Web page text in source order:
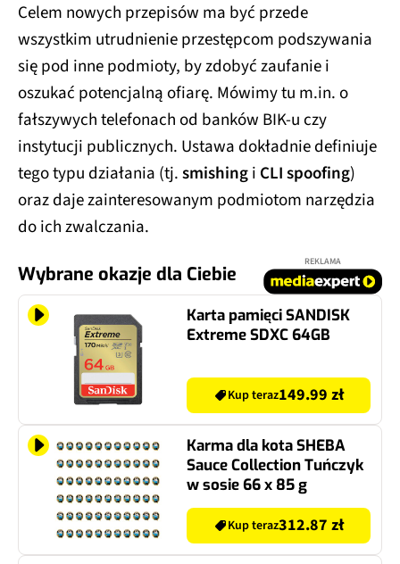
Celem nowych przepisów ma być przede
wszystkim utrudnienie przestępcom podszywania
się pod inne podmioty, by zdobyć zaufanie i
oszukać potencjalną ofiarę. Mówimy tu m.in. o
fałszywych telefonach od banków BIK-u czy
instytucji publicznych. Ustawa dokładnie definiuje
tego typu działania (tj.smishingi CLI spoofing)
oraz daje zainteresowanym podmiotom narzędzia
do ich zwalczania.
Wybrane okazje dla Ciebie
REKLAMA
Karta pamięci SANDISK
Extreme SDXC 64GB
Kup teraz149.99 zł
Karma dla kota SHEBA
Sauce Collection Tuńczyk
w sosie 66 x 85 g
Kup teraz312.87 zł